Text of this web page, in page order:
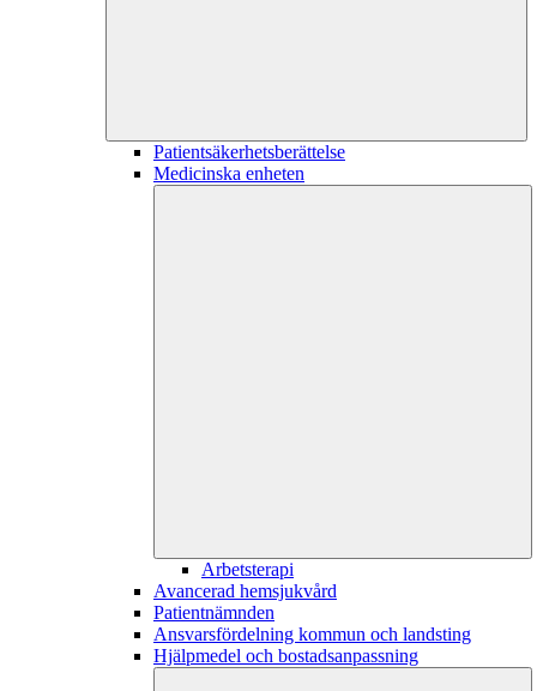
Patientsäkerhetsberättelse
Medicinska enheten
Arbetsterapi
Avancerad hemsjukvård
Patientnämnden
Ansvarsfördelning kommun och landsting
Hjälpmedel och bostadsanpassning